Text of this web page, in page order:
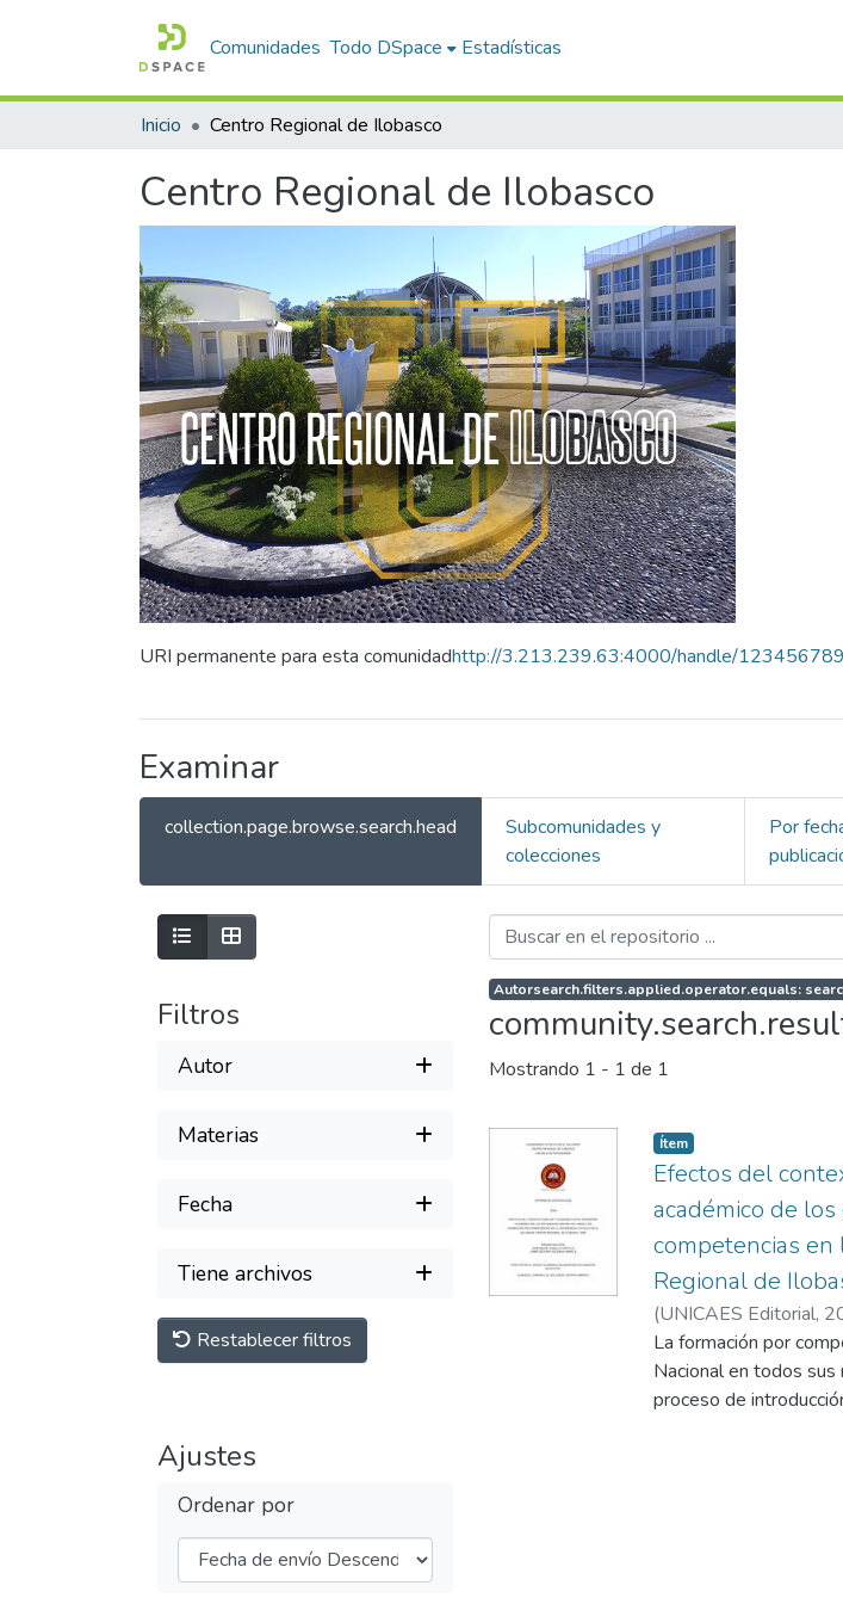
Comunidades Todo DSpace Estadísticas
Inicio Centro Regional de Ilobasco
Centro Regional de Ilobasco
URI permanente para esta comunidadhttp://3.213.239.63:4000/handle/
Examinar
collection.page.browse.search.head
Subcomunidades y
colecciones
Por
Filtros
Autor
Materias
Fecha
Tiene archivos
Restablecer filtros
Ajustes
Ordenar por
Autorsearch.filters.applied.operator.equals:
Mostrando 1 - 1 de 1
Ítem
Efectos del
académico de
competencias en
Regional de
(UNICAES Editorial,
Jaime Geovany
La formación por
Nacional en todos
proceso de